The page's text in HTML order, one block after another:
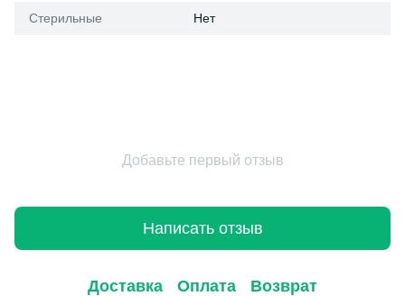
Стерильные Нет
Добавьте первый отзыв
Написать отзыв
Доставка Оплата Возврат